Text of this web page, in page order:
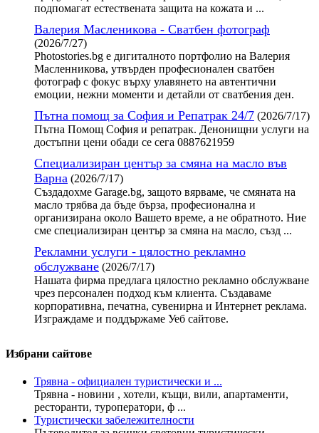
подпомагат естествената защита на кожата и ...
Валерия Масленикова - Сватбен фотограф
(2026/7/27)
Photostories.bg е дигиталното портфолио на Валерия
Масленникова, утвърден професионален сватбен
фотограф с фокус върху улавянето на автентични
емоции, нежни моменти и детайли от сватбения ден.
Пътна помощ за София и Репатрак 24/7 (2026/7/17)
Пътна Помощ София и репатрак. Денонищни услуги на
достъпни цени обади се сега 0887621959
Специализиран център за смяна на масло във
Варна (2026/7/17)
Създадохме Garage.bg, защото вярваме, че смяната на
масло трябва да бъде бърза, професионална и
организирана около Вашето време, а не обратното. Ние
сме специализиран център за смяна на масло, създ ...
Рекламни услуги - цялостно рекламно
обслужване (2026/7/17)
Нашата фирма предлага цялостно рекламно обслужване
чрез персонален подход към клиента. Създаваме
корпоративна, печатна, сувенирна и Интернет реклама.
Изграждаме и поддържаме Уеб сайтове.
Избрани сайтове
Трявна - официален туристически и ...
Трявна - новини , хотели, къщи, вили, апартаменти,
ресторанти, туроператори, ф ...
Туристически забележителности